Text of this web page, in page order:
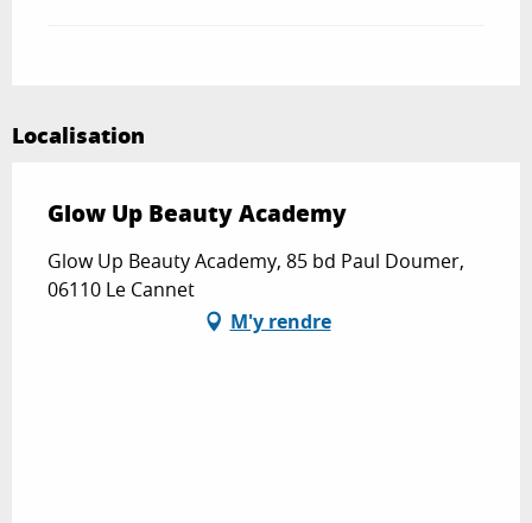
Localisation
Glow Up Beauty Academy
Glow Up Beauty Academy, 85 bd Paul Doumer,
06110 Le Cannet
M'y rendre